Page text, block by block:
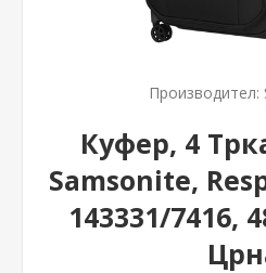
Производител:
Куфер, 4
Samsonite,
143331/7416,